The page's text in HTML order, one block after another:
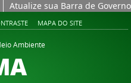
Atualize sua Barra de Governo
MAPA DO SITE
Ambiente